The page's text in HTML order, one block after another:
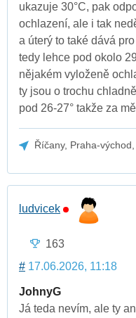
ukazuje 30°C, pak
ochlazení, ale i tak
a úterý to také dává
tedy lehce pod okolo
nějakém vyloženě
ty jsou o trochu
pod 26-27° takže za
Říčany, Praha-
ludvicek
163
# 17.06.2026, 11:18
JohnyG
Já teda nevím, ale ty